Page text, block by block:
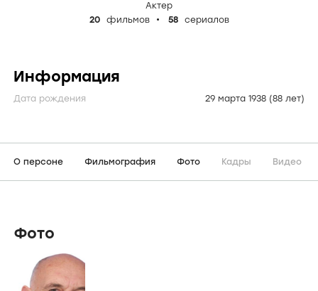
Актер
20
фильмов 58 сериалов
Информация
Дата рождения 29 марта 1938 (88 лет)
О персоне Фильмография Фото Кадры Видео
Фото